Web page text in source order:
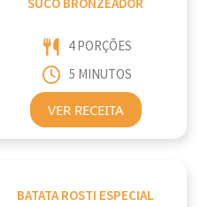
SUCO BRONZEADOR
4 PORÇÕES
5 MINUTOS
VER RECEITA
BATATA ROSTI ESPECIAL